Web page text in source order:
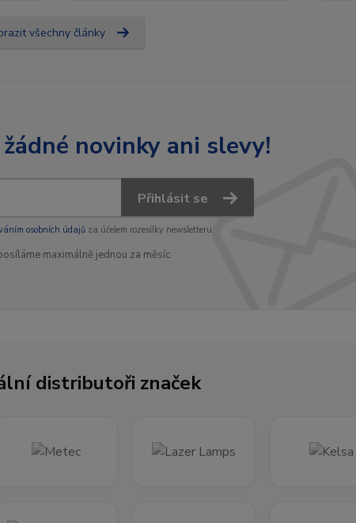
všechny články
novinky ani slevy!
Přihlásit se
osobních údajůza účelem rozesílky newsletteru.
maximálně jednou za měsíc
distributoři značek